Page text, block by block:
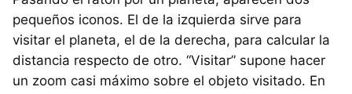
pequeños iconos. El de la izquierda sirve para
visitar el planeta, el de la derecha, para calcular la
distancia respecto de otro. “Visitar” supone hacer
un zoom casi máximo sobre el objeto visitado. En